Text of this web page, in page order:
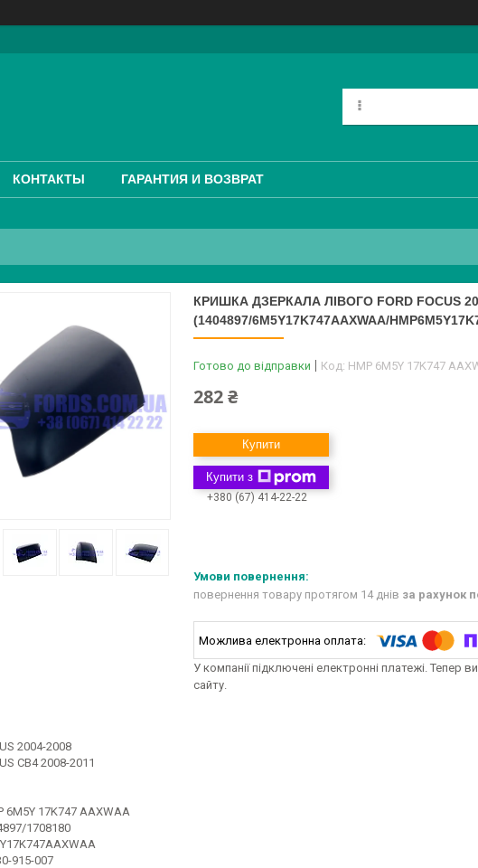
КОНТАКТЫ ГАРАНТИЯ И ВОЗВРАТ
КРИШКА ДЗЕРКАЛА ЛІВОГО FORD FOCUS
(1404897/6M5Y17K747AAXWAA/
Готово до відправки Код: HMP 6M5Y 17K747
282 ₴
Купити
Купити з
+380 (67) 414-22-22
повернення товару протягом 14 днів за рахунок
У компанії підключені електронні платежі.
сайту.
2004-2008
CB4 2008-2011
6M5Y 17K747 AAXWAA
1708180
915-007